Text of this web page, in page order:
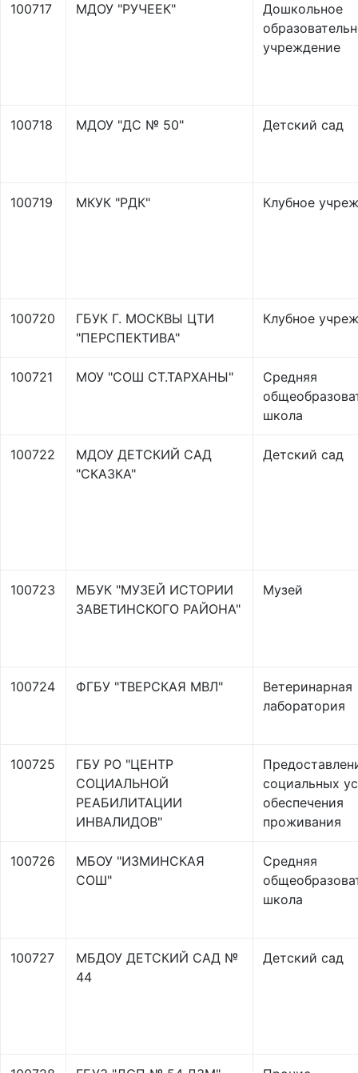
100717 МДОУ "РУЧЕЕК"
Дошкольное
учреждение
100718 МДОУ "ДС № 50" Детский сад
100719 МКУК "РДК" Клубное
100720
ГБУК Г. МОСКВЫ ЦТИ
"ПЕРСПЕКТИВА"
Клубное
100721 МОУ "СОШ СТ.ТАРХАНЫ"
Средняя
школа
100722
МДОУ ДЕТСКИЙ САД
"СКАЗКА"
Детский сад
100723
МБУК "МУЗЕЙ ИСТОРИИ
ЗАВЕТИНСКОГО РАЙОНА"
Музей
100724 ФГБУ "ТВЕРСКАЯ МВЛ"
Ветеринарная
лаборатория
100725
ГБУ РО "ЦЕНТР
СОЦИАЛЬНОЙ
РЕАБИЛИТАЦИИ
ИНВАЛИДОВ"
социальных
обеспечения
проживания
100726
МБОУ "ИЗМИНСКАЯ
СОШ"
Средняя
школа
100727
МБДОУ ДЕТСКИЙ САД №
44
Детский сад